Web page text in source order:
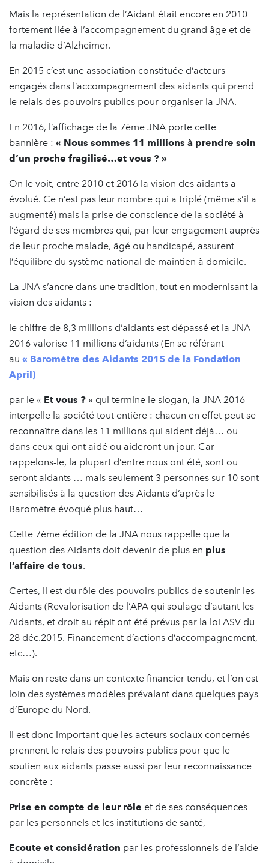
Mais la représentation de l’Aidant était encore en 2010
fortement liée à l’accompagnement du grand âge et de
la maladie d’Alzheimer.
En 2015 c’est une association constituée d’acteurs
engagés dans l’accompagnement des aidants qui prend
le relais des pouvoirs publics pour organiser la JNA.
En 2016, l’affichage de la 7ème JNA porte cette
bannière : « Nous sommes 11 millions à prendre soin
d’un proche fragilisé…et vous ? »
On le voit, entre 2010 et 2016 la vision des aidants a
évolué. Ce n’est pas leur nombre qui a triplé (même s’il a
augmenté) mais la prise de conscience de la société à
l’égard de ses membres qui, par leur engagement auprès
de leur proche malade, âgé ou handicapé, assurent
l’équilibre du système national de maintien à domicile.
La JNA s’ancre dans une tradition, tout en modernisant la
vision des aidants :
le chiffre de 8,3 millions d’aidants est dépassé et la JNA
2016 valorise 11 millions d’aidants (En se référant
au « Baromètre des Aidants 2015 de la Fondation
April)
par le « Et vous ? » qui termine le slogan, la JNA 2016
interpelle la société tout entière : chacun en effet peut se
reconnaître dans les 11 millions qui aident déjà… ou
dans ceux qui ont aidé ou aideront un jour. Car
rappelons-le, la plupart d’entre nous ont été, sont ou
seront aidants … mais seulement 3 personnes sur 10 sont
sensibilisés à la question des Aidants d’après le
Baromètre évoqué plus haut…
Cette 7ème édition de la JNA nous rappelle que la
question des Aidants doit devenir de plus en plus
l’affaire de tous.
Certes, il est du rôle des pouvoirs publics de soutenir les
Aidants (Revalorisation de l’APA qui soulage d’autant les
Aidants, et droit au répit ont été prévus par la loi ASV du
28 déc.2015. Financement d’actions d’accompagnement,
etc…).
Mais on reste dans un contexte financier tendu, et l’on est
loin des systèmes modèles prévalant dans quelques pays
d’Europe du Nord.
Il est donc important que les acteurs sociaux concernés
prennent le relais des pouvoirs publics pour que le
soutien aux aidants passe aussi par leur reconnaissance
concrète :
Prise en compte de leur rôle et de ses conséquences
par les personnels et les institutions de santé,
Ecoute et considération par les professionnels de l’aide